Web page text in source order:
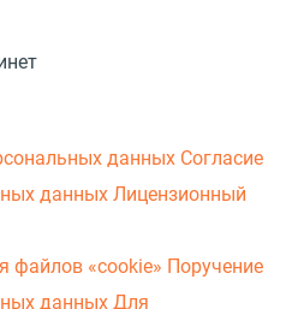
данных Согласие
данных Лицензионный
файлов «cookie» Поручение
данных Для